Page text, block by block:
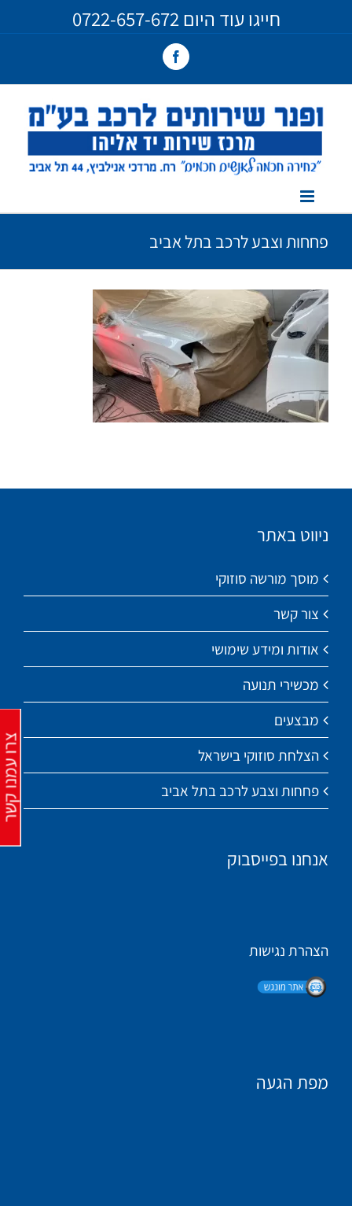
חייגו עוד היום0722-657-672
Facebook
פחחות וצבע לרכב בתל אביב
ניווט באתר
מוסך מורשה סוזוקי
צור קשר
אודות ומידע שימושי
מכשירי תנועה
מבצעים
הצלחת סוזוקי בישראל
פחחות וצבע לרכב בתל אביב
אנחנו בפייסבוק
הצהרת נגישות
מפת הגעה
צרו